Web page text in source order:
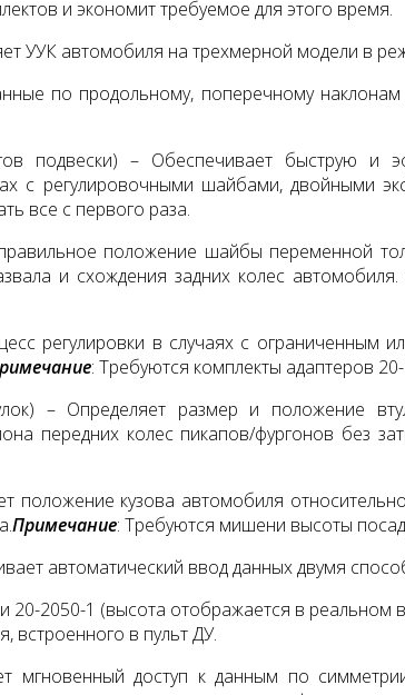
и экономит требуемое для этого время.
УУК автомобиля на трехмерной модели в
по продольному, поперечному
подвески) – Обеспечивает быструю и
с регулировочными шайбами, двойными
все с первого раза.
положение шайбы переменной
и схождения задних колес
регулировки в случаях с ограниченным
: Требуются комплекты адаптеров
– Определяет размер и положение
передних колес пикапов/фургонов без
положение кузова автомобиля
Примечание: Требуются мишени высоты
автоматический ввод данных двумя
2050-1 (высота отображается в реальном
встроенного в пульт ДУ.
мгновенный доступ к данным по